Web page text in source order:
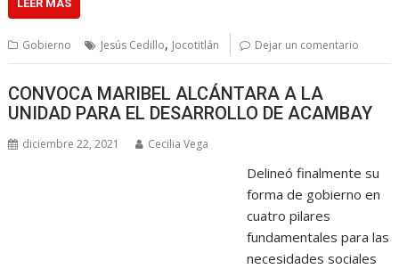
LEER MÁS
Gobierno Jesús Cedillo, Jocotitlán Dejar un comentario
CONVOCA MARIBEL ALCÁNTARA A LA
UNIDAD PARA EL DESARROLLO DE ACAMBAY
diciembre 22, 2021 Cecilia Vega
Delineó finalmente su
forma de gobierno en
cuatro pilares
fundamentales para las
necesidades sociales